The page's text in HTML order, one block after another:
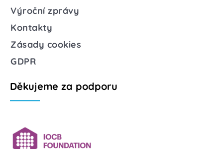
Výroční zprávy
Kontakty
Zásady cookies
GDPR
Děkujeme za podporu